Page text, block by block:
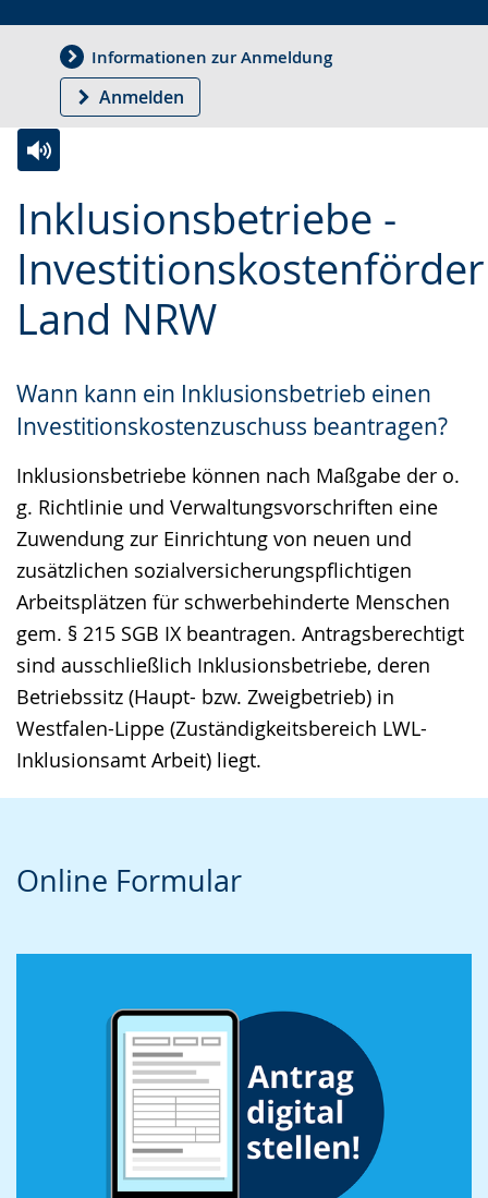
Informationen zur Anmeldung
Anmelden
Inklusionsbetriebe -
Land NRW
Wann kann ein Inklusionsbetrieb einen
Investitionskostenzuschuss beantragen?
Inklusionsbetriebe können nach Maßgabe der o.
g. Richtlinie und Verwaltungsvorschriften eine
Zuwendung zur Einrichtung von neuen und
zusätzlichen sozialversicherungspflichtigen
Arbeitsplätzen für schwerbehinderte Menschen
gem. § 215 SGB IX beantragen. Antragsberechtigt
sind ausschließlich Inklusionsbetriebe, deren
Betriebssitz (Haupt- bzw. Zweigbetrieb) in
Westfalen-Lippe (Zuständigkeitsbereich LWL-
Inklusionsamt Arbeit) liegt.
Leichten
Sprache
wechseln.
Audio-
Unterstützung.
Video
in
Deutscher
Gebärdensprache
Online Formular